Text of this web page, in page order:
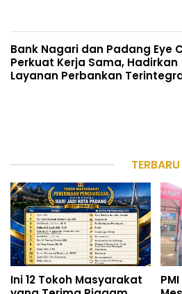
Bank Nagari dan Padang Eye
Perkuat Kerja Sama, Hadirkan
Layanan Perbankan
TERBARU
Ini 12 Tokoh Masyarakat